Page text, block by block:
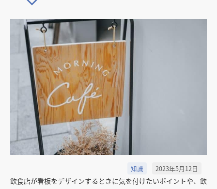
知識 2023年5月12日
飲食店が看板をデザインするときに気を付けたいポイントや、飲